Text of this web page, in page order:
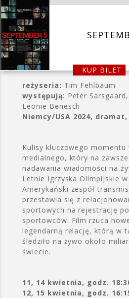
KUP BILET
reżyseria: Tim Fehlbaum
występują: Peter
Leonie Benesch
Niemcy/USA 2024,
Kulisy kluczowego
medialnego, który na
nadawania wiadomości na
Letnie Igrzyska Olimpijskie
Amerykański zespół
przestawia się z
sportowych na rejestrację
sportowców. Film rzuca
legendarną relację, którą w
śledziło na żywo około
świecie.
11, 14 kwietnia, godz.
12, 15 kwietnia, godz.